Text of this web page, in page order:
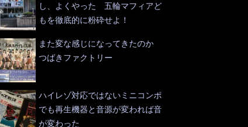
し、よくやった 五輪マフィアど
もを徹底的に粉砕せよ！
また変な感じになってきたのか
つばきファクトリー
ハイレゾ対応ではないミニコンポ
でも再生機器と音源が変われば音
が変わった